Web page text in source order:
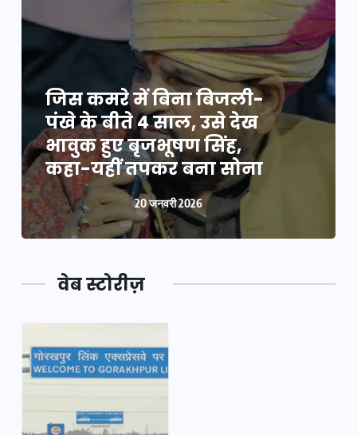
जिस कमरे में बिना बिजली-
पंखे के बीते 4 साल, उसे देख
भावुक हुए बृजभूषण सिंह,
कहा-यहीं तपकर बना सोना
20 जनवरी 2026
वेब स्टोरीज़